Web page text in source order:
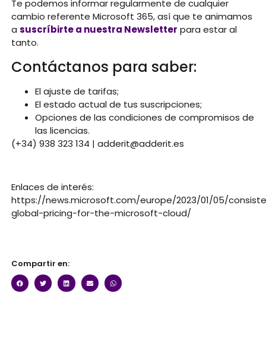
Te podemos informar regularmente de cualquier
cambio referente Microsoft 365, así que te animamos
a suscríbirte a nuestra Newsletter para estar al
tanto.
Contáctanos para saber:
El ajuste de tarifas;
El estado actual de tus suscripciones;
Opciones de las condiciones de compromisos de
las licencias.
(+34) 938 323 134 | adderit@adderit.es
Enlaces de interés:
https://news.microsoft.com/europe/2023/01/05/
global-pricing-for-the-microsoft-cloud/
Compartir en: